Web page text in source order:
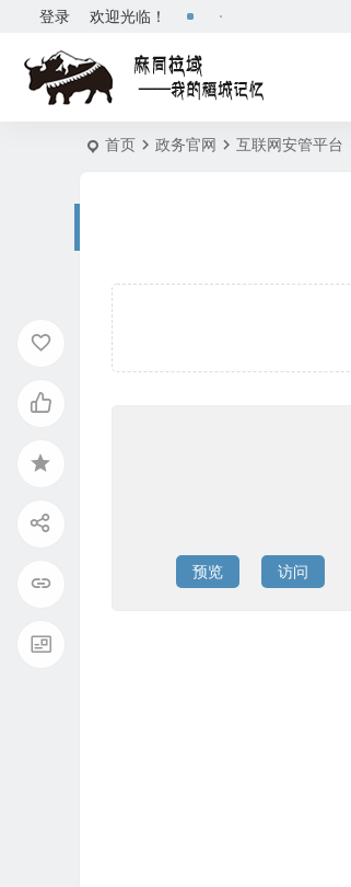
欢迎光临！
登录
首页 政务官网 互联网安管平台
预览 访问